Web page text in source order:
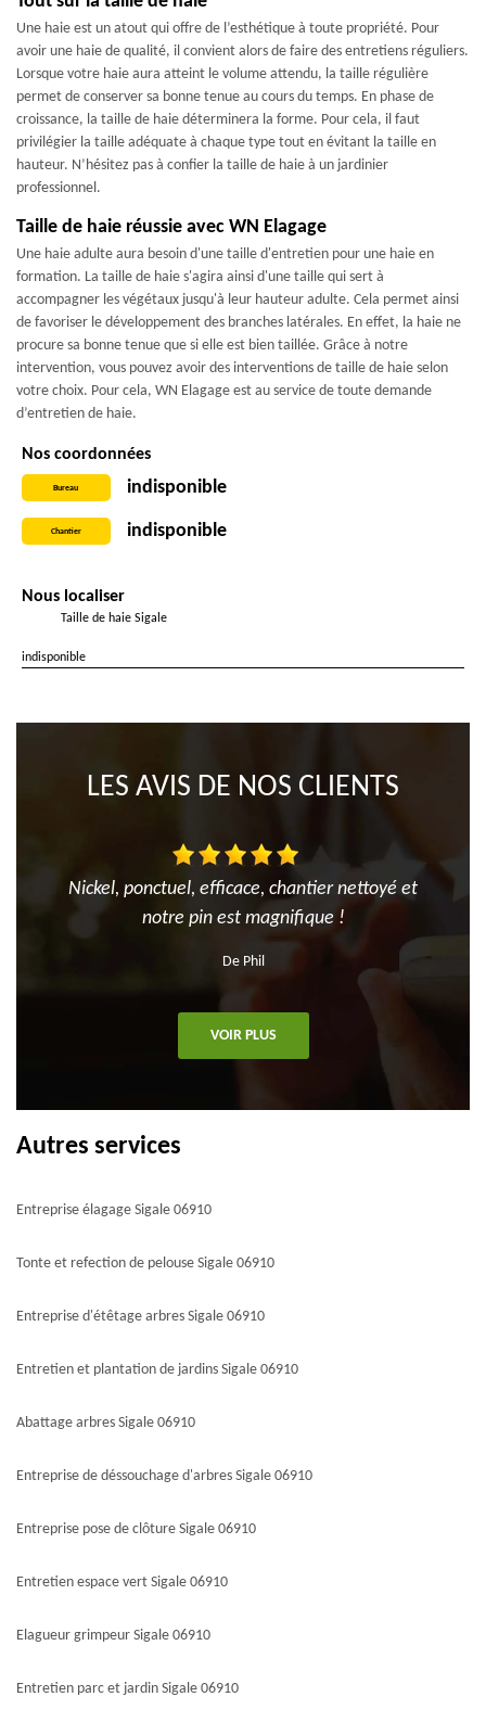
Une haie est un atout qui offre de l’esthétique à toute propriété. Pour
avoir une haie de qualité, il convient alors de faire des entretiens réguliers.
Lorsque votre haie aura atteint le volume attendu, la taille régulière
permet de conserver sa bonne tenue au cours du temps. En phase de
croissance, la taille de haie déterminera la forme. Pour cela, il faut
privilégier la taille adéquate à chaque type tout en évitant la taille en
hauteur. N’hésitez pas à confier la taille de haie à un jardinier
professionnel.
Taille de haie réussie avec WN Elagage
Une haie adulte aura besoin d'une taille d'entretien pour une haie en
formation. La taille de haie s'agira ainsi d'une taille qui sert à
accompagner les végétaux jusqu'à leur hauteur adulte. Cela permet ainsi
de favoriser le développement des branches latérales. En effet, la haie ne
procure sa bonne tenue que si elle est bien taillée. Grâce à notre
intervention, vous pouvez avoir des interventions de taille de haie selon
votre choix. Pour cela, WN Elagage est au service de toute demande
d’entretien de haie.
Nos coordonnées
Bureau indisponible
Chantier indisponible
Nous localiser
Taille de haie Sigale
indisponible
LES AVIS DE NOS CLIENTS
Nickel, ponctuel, efficace, chantier nettoyé et
notre pin est magnifique !
De Phil
VOIR PLUS
Autres services
Entreprise élagage Sigale 06910
Tonte et refection de pelouse Sigale 06910
Entreprise d'étêtage arbres Sigale 06910
Entretien et plantation de jardins Sigale 06910
Abattage arbres Sigale 06910
Entreprise de déssouchage d'arbres Sigale 06910
Entreprise pose de clôture Sigale 06910
Entretien espace vert Sigale 06910
Elagueur grimpeur Sigale 06910
Entretien parc et jardin Sigale 06910